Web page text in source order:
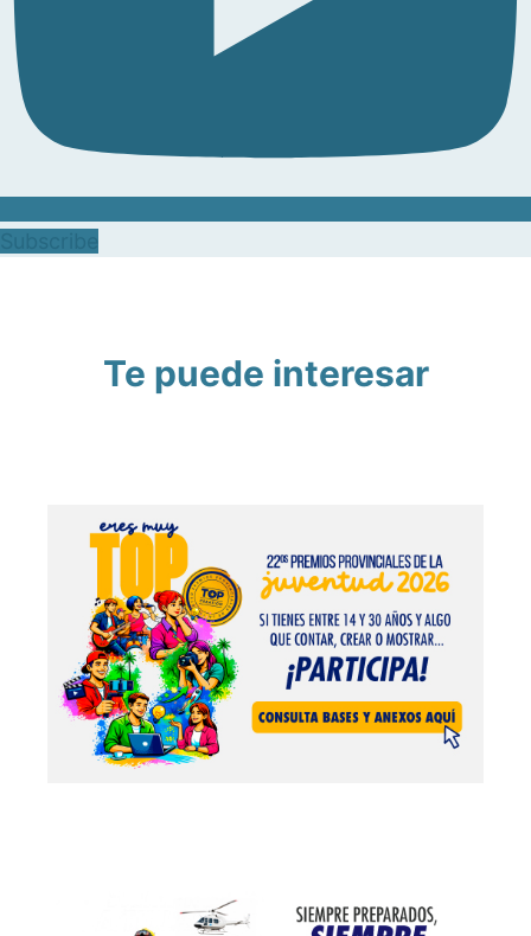
Te puede interesar